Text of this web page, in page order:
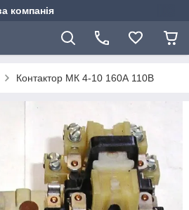
компанія
Контактор МК 4-10 160А 110В